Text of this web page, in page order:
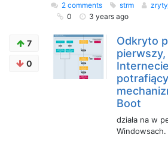
2 comments strm
0
3 years ago
7
0
Odkryto
Boot
działa na w
Windowsach.